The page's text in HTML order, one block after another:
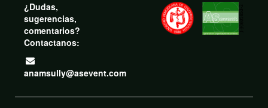
¿Dudas,
sugerencias,
comentarios?
Contactanos:
anamsully@asevent.com